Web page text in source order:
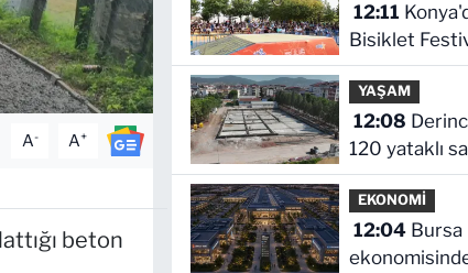
A- A+
beton
12:11
Bisiklet
heyecanı
YAŞAM
12:08
120 yataklı
tesisi geliyor
EKONOMİ
12:04